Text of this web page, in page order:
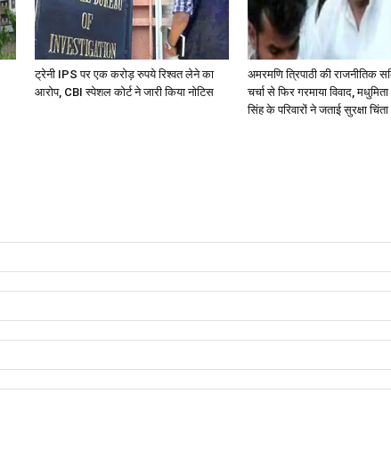
ट्रेनी IPS पर एक करोड़ रुपये रिश्वत लेने का
आरोप, CBI स्पेशल कोर्ट ने जारी किया नोटिस
अमरमणि त्रिपाठी की राजनीतिक
चर्चा से फिर गरमाया विवाद,
सिंह के परिवारों ने जताई सुरक्षा चिंता